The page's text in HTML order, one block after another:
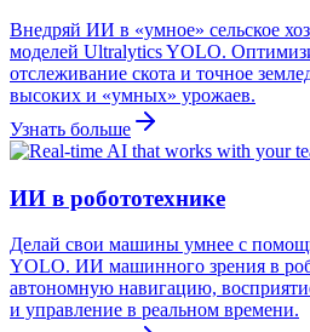
Внедряй ИИ в «умное» сельское
моделей Ultralytics YOLO.
отслеживание скота и точное
высоких и «умных» урожаев.
Узнать больше
ИИ в робототехнике
Делай свои машины умнее с
YOLO. ИИ машинного зрения в
автономную навигацию,
и управление в реальном времени.